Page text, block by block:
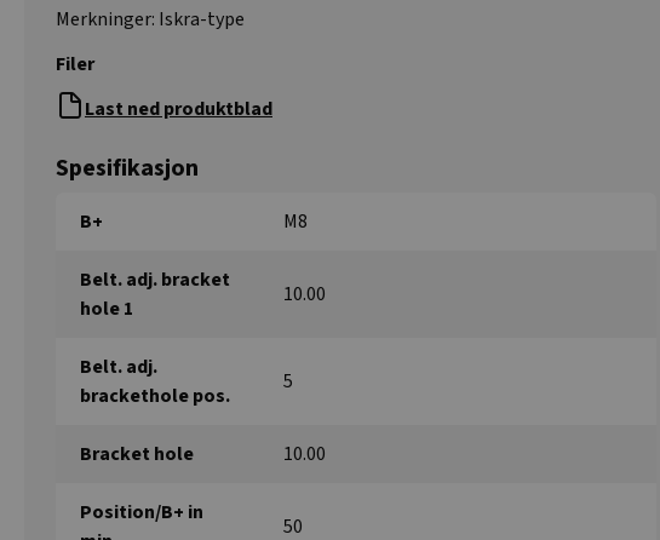
Merkninger: Iskra-type
Filer
Last ned produktblad
Spesifikasjon
B+ M8
Belt. adj. bracket
hole 1
10.00
Belt. adj.
brackethole pos.
5
Bracket hole 10.00
Position/B+ in
50